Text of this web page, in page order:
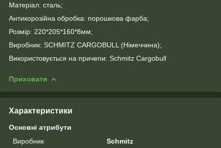
Матеріал: сталь;
Антикорозійна обробка: порошкова фарба;
Розмір: 220*205*160*8мм;
Виробник: SCHMITZ CARGOBULL (Німеччина);
Використовується на причепи: Schmitz Cargobull
Приховати
Характеристики
Основні атрибути
Виробник
Schmitz